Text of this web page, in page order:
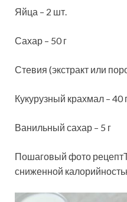
Яйца – 2 шт.
Сахар – 50 г
Стевия (экстракт или
Кукурузный крахмал – 40
Ванильный сахар – 5 г
Пошаговый фото
сниженной